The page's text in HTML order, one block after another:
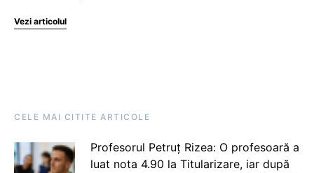
Vezi articolul
CELE MAI CITITE ARTICOLE
Profesorul Petruț Rizea: O profesoară a
luat nota 4.90 la Titularizare, iar după